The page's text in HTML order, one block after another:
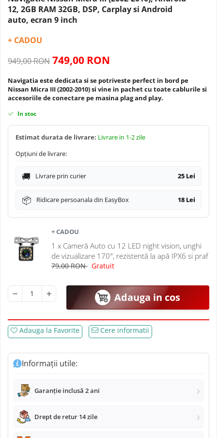
Navigatii Dacia
Navigatii BMW
Navigatii Mercedes
Navigatii Fiat
Navigatii Citroen
Navigatii Suzuki
Navigatii Mitsubishi
Navigatii Volvo
Navigatii KIA
Navigatii Renault
Navigatii Smart
Navigatii Chevrolet
Navigatii Honda
Navigatii Jeep
Camera frontala
12, 2GB RAM 32GB, DSP, Carplay si Android
auto, ecran 9 inch
+ CADOU
949,00 RON 749,00 RON
Navigatia este dedicata si se potriveste perfect in bord pe
Nissan Micra III (2002-2010)si vine in pachet cu toate cablurile si
accesoriile de conectare pe masina plag and play.
In stoc
Estimat durata de livrare: Livrare in 1-2 zile
Opțiuni de livrare:
Livrare prin curier 25 Lei
Ridicare persoanala din EasyBox 18 Lei
+ CADOU
1 x Cameră Auto cu 12 LED night vision, unghi
de vizualizare 170°, rezistentă la apă IPX6 si praf
79,00 RON Gratuit
Adauga in cos
Adauga la Favorite Cere informatii
Informații utile:
Garanție inclusă 2 ani
Drept de retur 14 zile